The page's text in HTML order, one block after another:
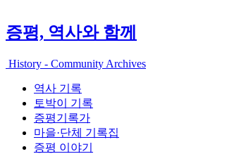
증평, 역사와 함께
History - Community Archives
역사 기록
토박이 기록
증평기록가
마을·단체 기록집
증평 이야기